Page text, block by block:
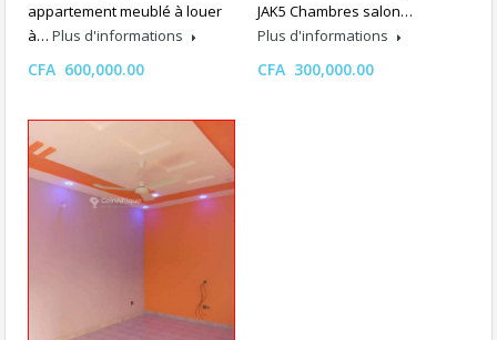
appartement meublé à louer
à… Plus d'informations
CFA 600,000.00
JAK5 Chambres salon…
Plus d'informations
CFA 300,000.00